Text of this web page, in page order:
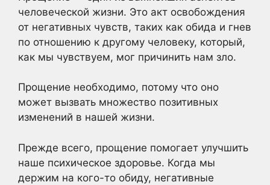
человеческой жизни. Это акт освобождения
от негативных чувств, таких как обида и гнев
по отношению к другому человеку, который,
как мы чувствуем, мог причинить нам зло.
Прощение необходимо, потому что оно
может вызвать множество позитивных
изменений в нашей жизни.
Прежде всего, прощение помогает улучшить
наше психическое здоровье. Когда мы
держим на кого-то обиду, негативные